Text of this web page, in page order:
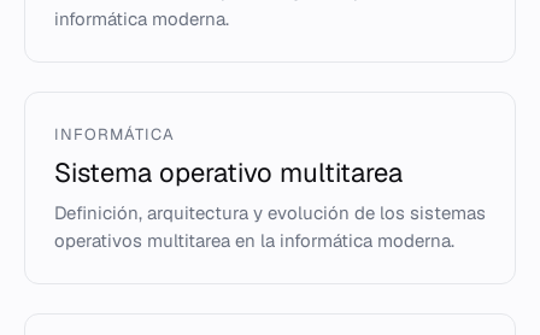
informática moderna.
INFORMÁTICA
Sistema operativo multitarea
Definición, arquitectura y evolución de los sistemas
operativos multitarea en la informática moderna.